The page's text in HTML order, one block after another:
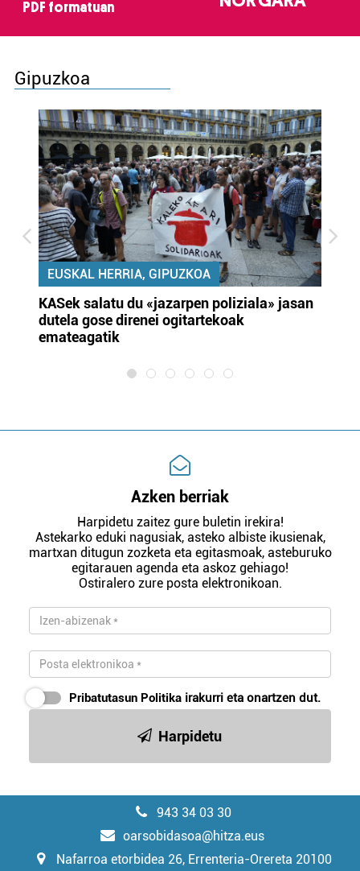
PDF formatuan
Gipuzkoa
EUSKAL HERRIA, GIPUZKOA
KASek salatu du «jazarpen poliziala» jasan
dutela gose direnei ogitartekoak
emateagatik
Azken berriak
Harpidetu zaitez gure buletin irekira!
Astekarko eduki nagusiak, asteko albiste ikusienak,
martxan ditugun zozketa eta egitasmoak, asteburuko
egitarauen agenda eta askoz gehiago!
Ostiralero zure posta elektronikoan.
Pribatutasun Politika irakurri eta onartzen dut.
Harpidetu
943 34 03 30
oarsobidasoa@hitza.eus
Nafarroa etorbidea 26, Errenteria-Orereta 20100